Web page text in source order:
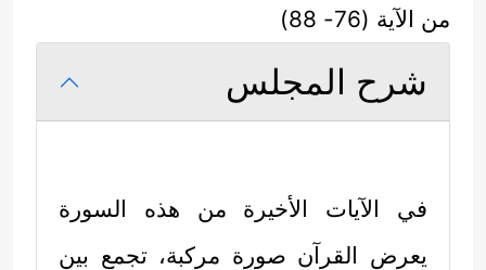
من الآية (76- 88)
شرح المجلس
في الآيات الأخيرة من هذه السورة
يعرض القرآن صورة مركبة، تجمع بين